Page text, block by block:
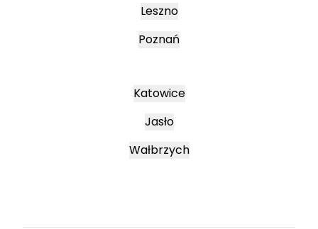
Leszno
Poznań
Katowice
Jasło
Wałbrzych